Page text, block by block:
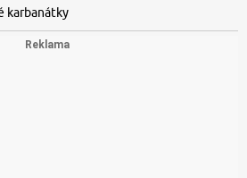
karbanátky